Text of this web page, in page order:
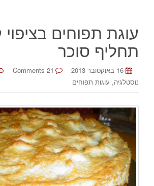
עוגת תפוחים
תחליף סוכר
16 באוקטובר 2013 21 Comments
נוסטלגיה, עוגות תפוחים